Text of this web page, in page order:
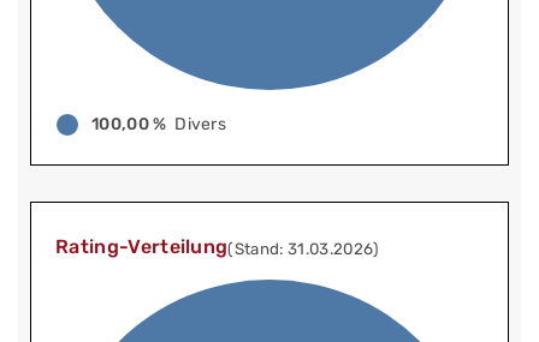
100,00 % Divers
Rating-Verteilung(Stand: 31.03.2026)